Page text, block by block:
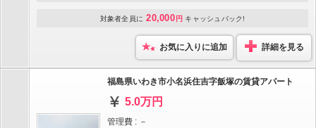
対象者全員に 20,000 円 キャッシュバック!
お気に入りに追加 詳細を見る
福島県いわき市小名浜住吉字飯塚の賃貸アパート
5.0万円
管理費 : －